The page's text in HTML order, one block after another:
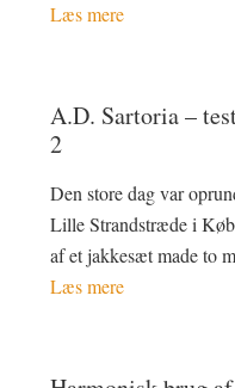
Læs mere
A.D. Sartoria –
2
Den store dag var
Lille Strandstræde i
af et jakkesæt made to
Læs mere